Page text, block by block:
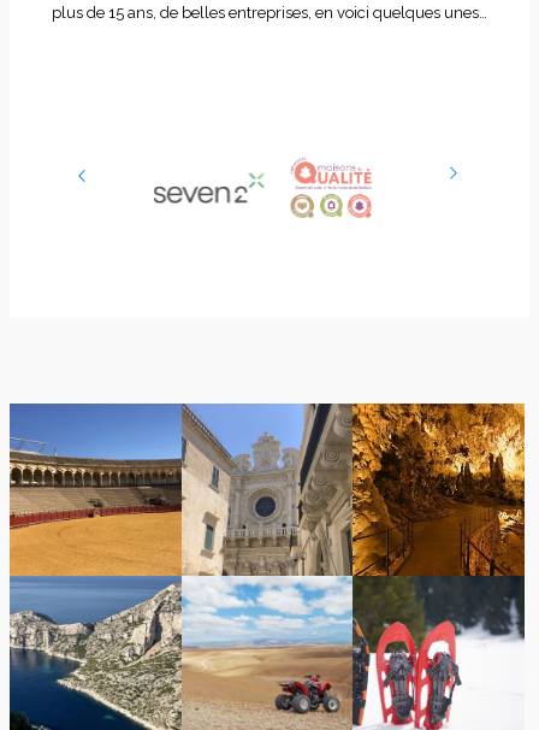
plus de 15 ans, de belles entreprises, en voici quelques unes…